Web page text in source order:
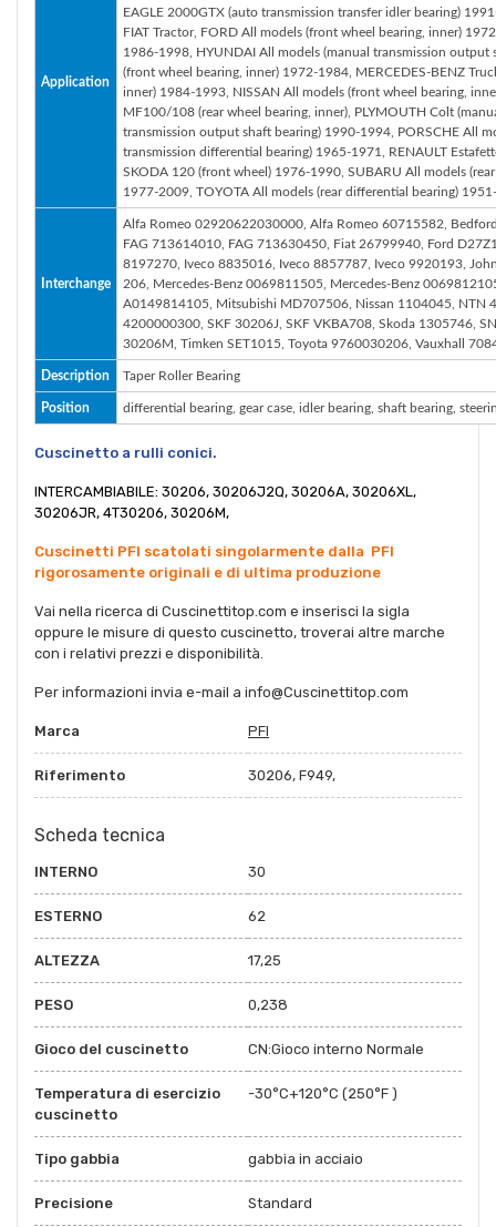
Application
EAGLE 2000GTX (auto transmission transfer idler bearing)
FIAT Tractor, FORD All models (front wheel bearing, inner)
1986-1998, HYUNDAI All models (manual transmission
(front wheel bearing, inner) 1972-1984, MERCEDES-BENZ
inner) 1984-1993, NISSAN All models (front wheel bearing,
MF100/108 (rear wheel bearing, inner), PLYMOUTH Colt
transmission output shaft bearing) 1990-1994, PORSCHE All
transmission differential bearing) 1965-1971, RENAULT
SKODA 120 (front wheel) 1976-1990, SUBARU All models
1977-2009, TOYOTA All models (rear differential bearing)
Interchange
Alfa Romeo 02920622030000, Alfa Romeo 60715582,
FAG 713614010, FAG 713630450, Fiat 26799940, Ford
8197270, Iveco 8835016, Iveco 8857787, Iveco 9920193,
206, Mercedes-Benz 0069811505, Mercedes-Benz
A0149814105, Mitsubishi MD707506, Nissan 1104045, NTN
4200000300, SKF 30206J, SKF VKBA708, Skoda 1305746,
30206M, Timken SET1015, Toyota 9760030206, Vauxhall
Description Taper Roller Bearing
Position differential bearing, gear case, idler bearing, shaft bearing,
Cuscinetto a rulli conici.
INTERCAMBIABILE: 30206, 30206J2Q, 30206A, 30206XL,
30206JR, 4T30206, 30206M,
Cuscinetti PFI scatolati singolarmente dalla PFI
rigorosamente originali e di ultima produzione
Vai nella ricerca di Cuscinettitop.com e inserisci la sigla
oppure le misure di questo cuscinetto, troverai altre marche
con i relativi prezzi e disponibilità.
Per informazioni invia e-mail a info@Cuscinettitop.com
Marca PFI
Riferimento 30206, F949,
Scheda tecnica
INTERNO 30
ESTERNO 62
ALTEZZA 17,25
PESO 0,238
Gioco del cuscinetto CN:Gioco interno Normale
Temperatura di esercizio
cuscinetto
-30°C+120°C (250°F )
Tipo gabbia gabbia in acciaio
Precisione Standard